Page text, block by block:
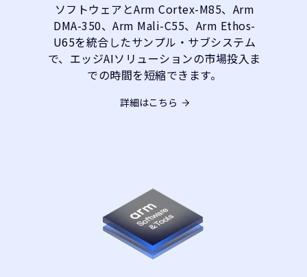
ソフトウェアとArm Cortex-M85、Arm
DMA-350、Arm Mali-C55、Arm Ethos-
U65を統合したサンプル・サブシステム
で、エッジAIソリューションの市場投入ま
での時間を短縮できます。
詳細はこちら